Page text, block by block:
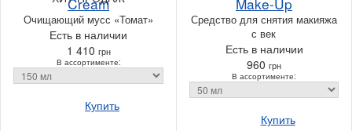
Очищающий мусс «Томат»
Есть в наличии
1 410 грн
В ассортименте:
Купить
Средство для снятия макияжа
с век
Есть в наличии
960 грн
В ассортименте:
Купить